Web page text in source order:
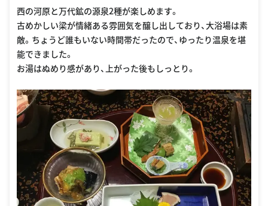
西の河原と万代鉱の源泉2種が楽しめます。
古めかしい梁が情緒ある雰囲気を醸し出しており、大浴場は素
敵。ちょうど誰もいない時間帯だったので、ゆったり温泉を堪
能できました。
お湯はぬめり感があり、上がった後もしっとり。